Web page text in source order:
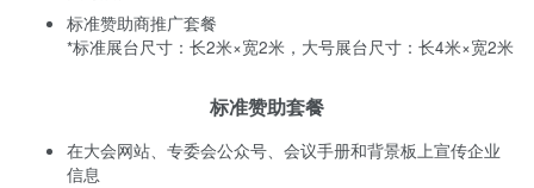
标准赞助商推广套餐
*标准展台尺寸：长2米×宽2米，大号展台尺寸：长4米×宽2米
标准赞助套餐
在大会网站、专委会公众号、会议手册和背景板上宣传企业
信息